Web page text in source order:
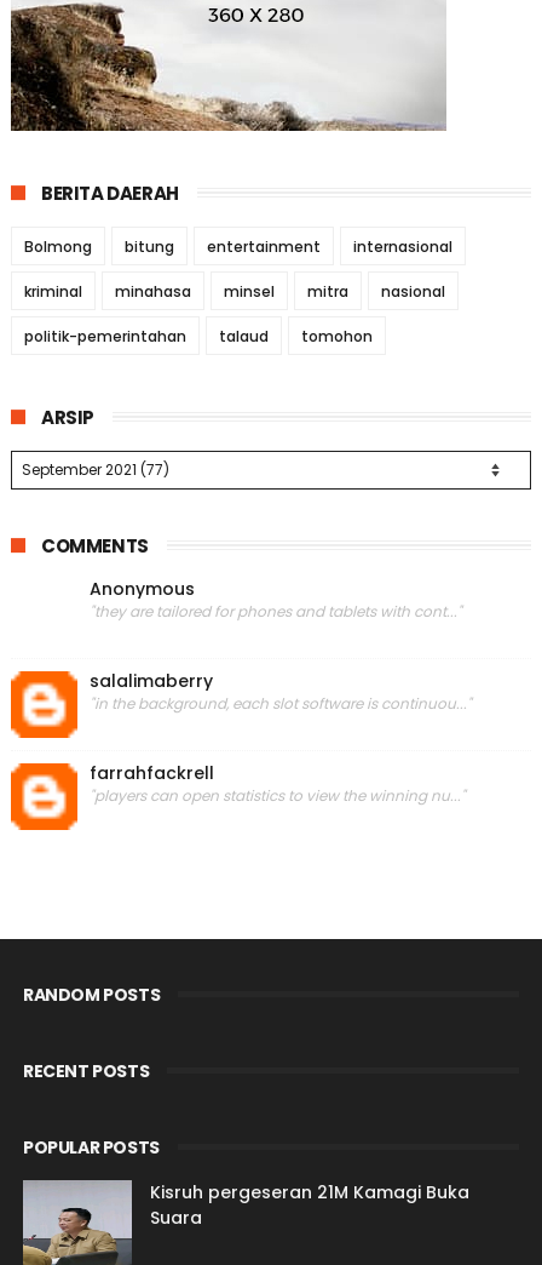
BERITA DAERAH
Bolmong bitung entertainment internasional
kriminal minahasa minsel mitra nasional
politik-pemerintahan talaud tomohon
ARSIP
COMMENTS
Anonymous
"they are tailored for phones and tablets with cont..."
salalimaberry
"in the background, each slot software is continuou..."
farrahfackrell
"players can open statistics to view the winning nu..."
RANDOM POSTS
RECENT POSTS
POPULAR POSTS
Kisruh pergeseran 21M Kamagi Buka
Suara